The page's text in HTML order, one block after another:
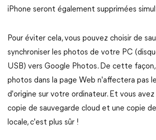
iPhone seront également supprimées
Pour éviter cela, vous pouvez choisir de
synchroniser les photos de votre PC
USB) vers Google Photos. De cette façon,
photos dans la page Web n'affectera pas
d'origine sur votre ordinateur. Et vous avez
copie de sauvegarde cloud et une copie
locale, c'est plus sûr !